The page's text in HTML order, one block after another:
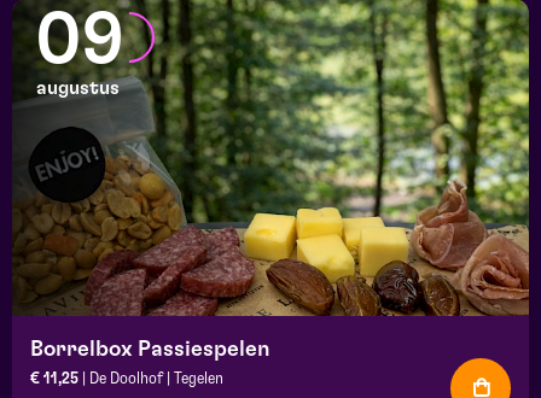
09
augustus
Borrelbox Passiespelen
€ 11,25 | De Doolhof | Tegelen